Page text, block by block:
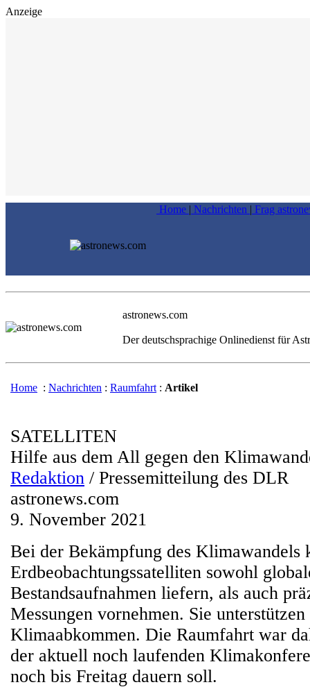
Anzeige
Home | Nachrichten | Frag
astronews.com
Der deutschsprachige Onlinedienst für
Home : Nachrichten : Raumfahrt : Artikel
SATELLITEN
Hilfe aus dem All gegen den
Redaktion / Pressemitteilung des DLR
astronews.com
9. November 2021
Bei der Bekämpfung des Klimawandels
Erdbeobachtungssatelliten sowohl
Bestandsaufnahmen liefern, als auch
Messungen vornehmen. Sie
Klimaabkommen. Die Raumfahrt war
der aktuell noch laufenden
noch bis Freitag dauern soll.